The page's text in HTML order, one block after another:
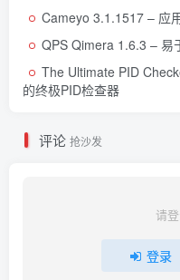
Cameyo 3.1.1517 – 应
QPS Qimera 1.6.3 – 易
The Ultimate PID
的终极PID检查器
评论 抢沙发
请
登录